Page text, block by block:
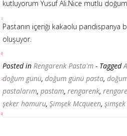
kutluyorum Yusuf Ali.Nice mutlu
Pastanın içeriği kakaolu pandispanya
oluşuyor.
Posted in Rengarenk Pasta'm - Tagged
doğum günü, doğum günü pasta,
pastalarım, pastam, rengarenk,
şeker hamuru, Şimşek Mcqueen,